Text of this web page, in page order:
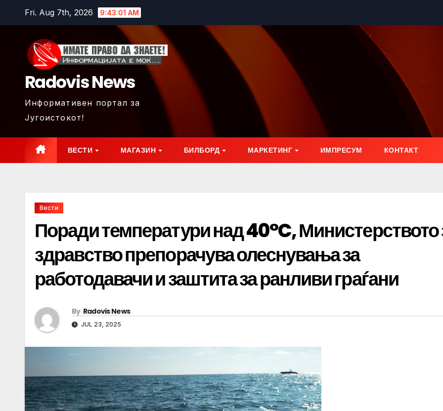
Fri. Aug 7th, 2026 9:43:03 AM
Radovis News
Информативен портал за
Југоистокот!
ВЕСТИ МАГАЗИН БИЛБОРД МАРКЕТИНГ ИМПРЕСУМ КОНТАКТ
Вести
Поради температури над 40°C, Министерството
здравство препорачува олеснувања за
работодавачи и заштита за ранливи граѓани
By Radovis News
JUL 23, 2025